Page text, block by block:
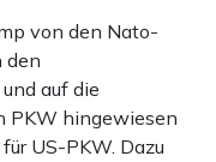
von den Nato-
den
auf die
PKW hingewiesen
US-PKW. Dazu